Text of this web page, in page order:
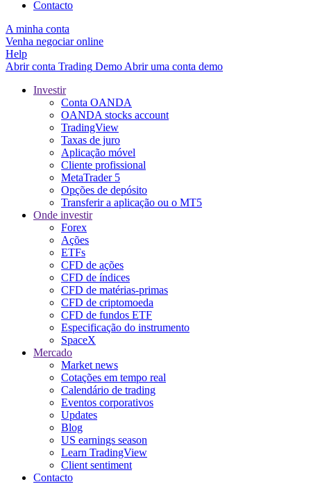
Contacto
A minha conta
Venha negociar online
Help
Abrir conta Trading Demo Abrir uma conta demo
Investir
Conta OANDA
OANDA stocks account
TradingView
Taxas de juro
Aplicação móvel
Cliente profissional
MetaTrader 5
Opções de depósito
Transferir a aplicação ou o MT5
Onde investir
Forex
Ações
ETFs
CFD de ações
CFD de índices
CFD de matérias-primas
CFD de criptomoeda
CFD de fundos ETF
Especificação do instrumento
SpaceX
Mercado
Market news
Cotações em tempo real
Calendário de trading
Eventos corporativos
Updates
Blog
US earnings season
Learn TradingView
Client sentiment
Contacto